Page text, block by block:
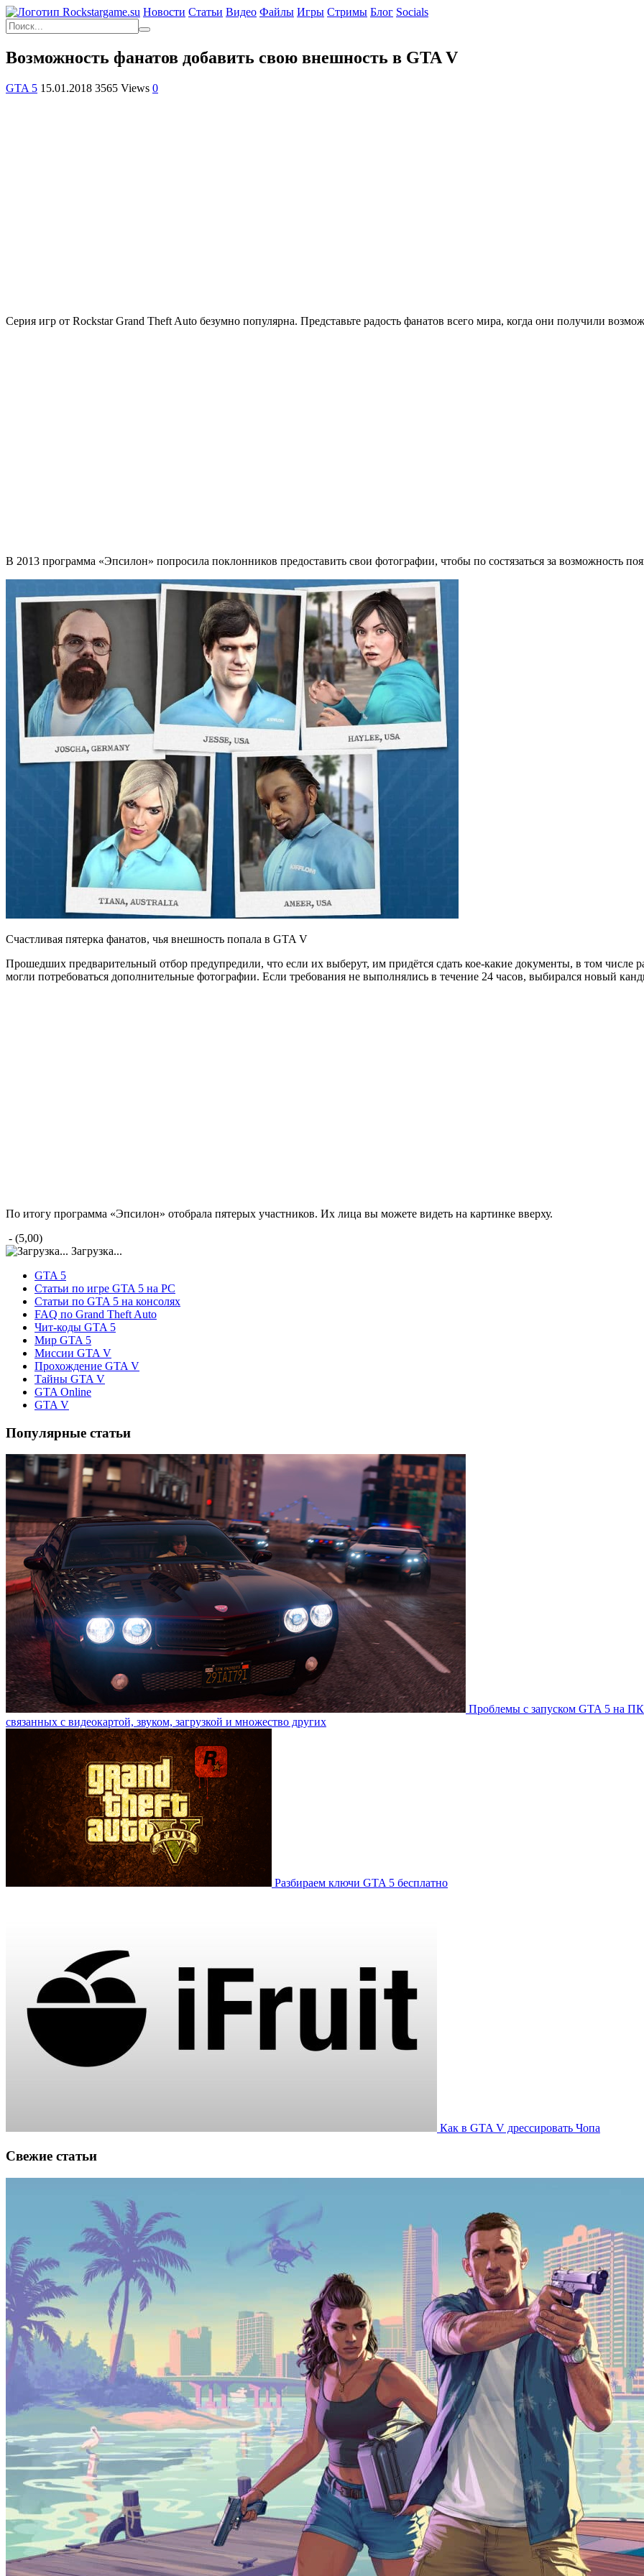
Новости Статьи Видео Файлы Игры Cтримы Блог Socials
Возможность фанатов добавить свою внешность в GTA V
GTA 5 15.01.2018 3565 Views 0
Серия игр от Rockstar Grand Theft Auto безумно популярна. Представьте радость фанатов всего мира, когда они получили
В 2013 программа «Эпсилон» попросила поклонников предоставить свои фотографии, чтобы по состязаться за возможность
Счастливая пятерка фанатов, чья внешность попала в GTA V
Прошедших предварительный отбор предупредили, что если их выберут, им придётся сдать кое-какие документы, в том
могли потребоваться дополнительные фотографии. Если требования не выполнялись в течение 24 часов, выбирался новый
По итогу программа «Эпсилон» отобрала пятерых участников. Их лица вы можете видеть на картинке вверху.
- (5,00)
Загрузка...
GTA 5
Статьи по игре GTA 5 на PC
Статьи по GTA 5 на консолях
FAQ по Grand Theft Auto
Чит-коды GTA 5
Мир GTA 5
Миссии GTA V
Прохождение GTA V
Тайны GTA V
GTA Online
GTA V
Популярные статьи
Проблемы с запуском GTA 5 на
связанных с видеокартой, звуком, загрузкой и множество других
Разбираем ключи GTA 5 бесплатно
Как в GTA V дрессировать Чопа
Свежие статьи